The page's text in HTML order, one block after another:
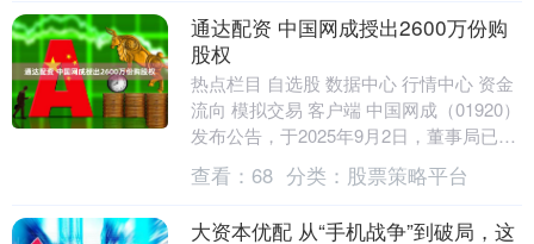
通达配资 中国网成授出2600万份购
股权
热点栏目 自选股 数据中心 行情中心 资金
流向 模拟交易 客户端 中国网成（01920）
发布公告，于2025年9月2日，董事局已议
决根据公司于2019年7月22....
查看： 68 分类： 股票策略平台
大资本优配 从“手机战争”到破局，这